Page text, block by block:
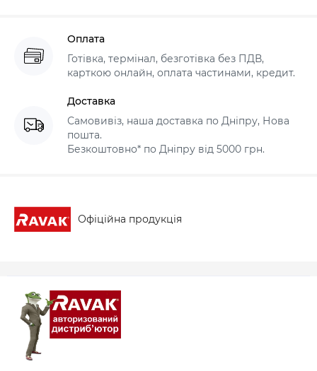
Оплата
Готівка, термінал, безготівка без ПДВ,
карткою онлайн, оплата частинами, кредит.
Доставка
Самовивіз, наша доставка по Дніпру, Нова
пошта.
Безкоштовно* по Дніпру від 5000 грн.
Офіційна продукція